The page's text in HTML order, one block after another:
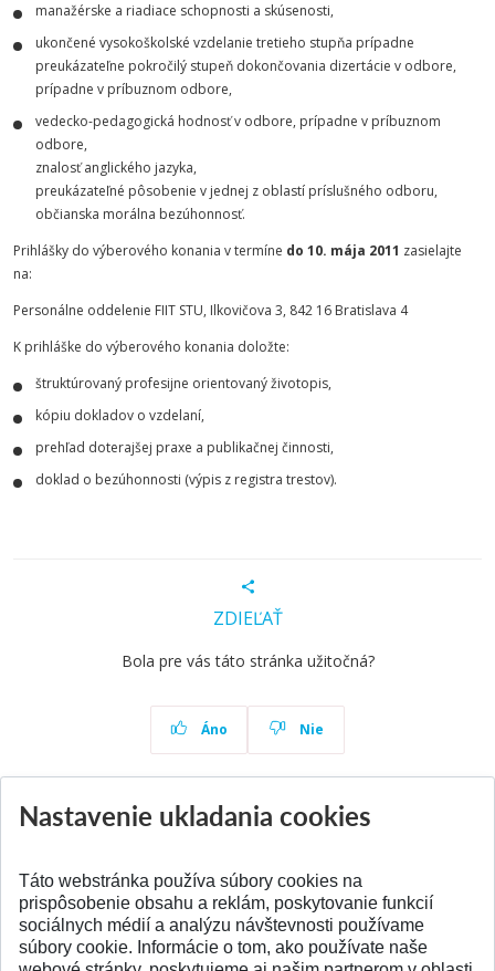
manažérske a riadiace schopnosti a skúsenosti,
ukončené vysokoškolské vzdelanie tretieho stupňa prípadne
preukázateľne pokročilý stupeň dokončovania dizertácie v odbore,
prípadne v príbuznom odbore,
vedecko-pedagogická hodnosť v odbore, prípadne v príbuznom
odbore,
znalosť anglického jazyka,
preukázateľné pôsobenie v jednej z oblastí príslušného odboru,
občianska morálna bezúhonnosť.
Prihlášky do výberového konania v termíne do 10. mája 2011 zasielajte
na:
Personálne oddelenie FIIT STU, Ilkovičova 3, 842 16 Bratislava 4
K prihláške do výberového konania doložte:
štruktúrovaný profesijne orientovaný životopis,
kópiu dokladov o vzdelaní,
prehľad doterajšej praxe a publikačnej činnosti,
doklad o bezúhonnosti (výpis z registra trestov).
ZDIEĽAŤ
Bola pre vás táto stránka užitočná?
Áno Nie
Nastavenie ukladania cookies
Táto webstránka používa súbory cookies na
prispôsobenie obsahu a reklám, poskytovanie funkcií
sociálnych médií a analýzu návštevnosti používame
súbory cookie. Informácie o tom, ako používate naše